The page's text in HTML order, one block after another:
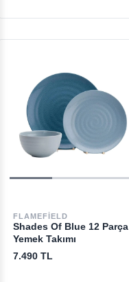
FLAMEFIELD
Shades Of Blue 12 Parça
Yemek Takımı
7.490 TL